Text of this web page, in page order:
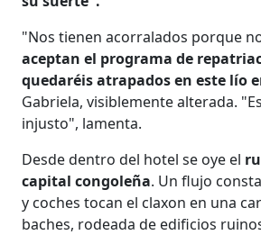
"Nos tienen acorralados porque
aceptan el programa de
quedaréis atrapados en este lío
Gabriela, visiblemente alterada.
injusto", lamenta.
Desde dentro del hotel se oye el
capital congoleña. Un flujo
y coches tocan el claxon en una
baches, rodeada de edificios